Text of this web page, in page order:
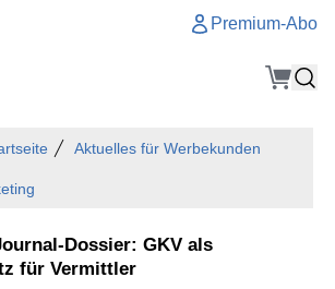
Premium-Abo
Aktuelles für Werbekunden
Dossier: GKV als
für Vermittler